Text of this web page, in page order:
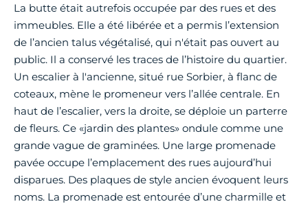
La butte était autrefois occupée par des rues et des
immeubles. Elle a été libérée et a permis l’extension
de l’ancien talus végétalisé, qui n'était pas ouvert au
public. Il a conservé les traces de l’histoire du quartier.
Un escalier à l'ancienne, situé rue Sorbier, à flanc de
coteaux, mène le promeneur vers l’allée centrale. En
haut de l’escalier, vers la droite, se déploie un parterre
de fleurs. Ce «jardin des plantes» ondule comme une
grande vague de graminées. Une large promenade
pavée occupe l’emplacement des rues aujourd’hui
disparues. Des plaques de style ancien évoquent leurs
noms. La promenade est entourée d’une charmille et